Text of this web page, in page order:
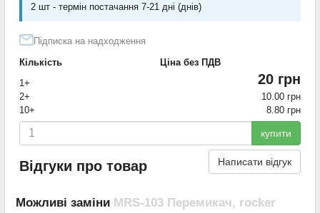
2 шт - термін постачання 7-21 дні (днів)
Підписка на надходження
Кількість
Ціна без ПДВ
1+
20 грн
2+
10.00 грн
10+
8.80 грн
купити
Відгуки про товар Написати відгук
Можливі заміни MRS-103 Перемикач, rocker